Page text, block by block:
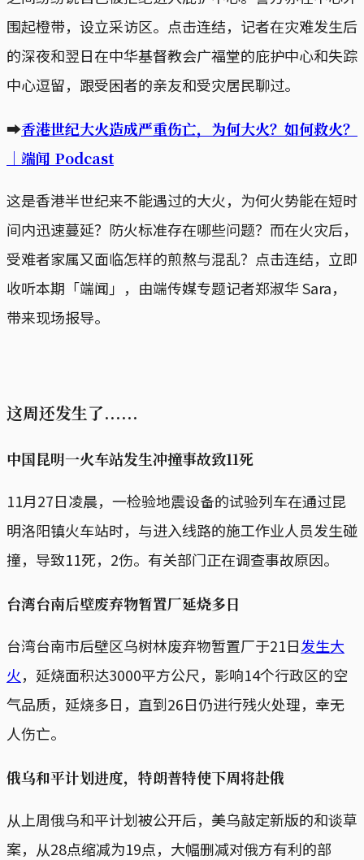
围起橙带，设立采访区。点击连结，记者在灾难发生后
的深夜和翌日在中华基督教会广福堂的庇护中心和失踪
中心逗留，跟受困者的亲友和受灾居民聊过。
➡香港世纪大火造成严重伤亡，为何大火？如何救火？
｜端闻 Podcast
这是香港半世纪来不能遇过的大火，为何火势能在短时
间内迅速蔓延？防火标准存在哪些问题？而在火灾后，
受难者家属又面临怎样的煎熬与混乱？点击连结，立即
收听本期「端闻」，由端传媒专题记者郑淑华 Sara，
带来现场报导。
这周还发生了......
中国昆明一火车站发生冲撞事故致11死
11月27日凌晨，一检验地震设备的试验列车在通过昆
明洛阳镇火车站时，与进入线路的施工作业人员发生碰
撞，导致11死，2伤。有关部门正在调查事故原因。
台湾台南后壁废弃物暂置厂延烧多日
台湾台南市后壁区乌树林废弃物暂置厂于21日发生大
火，延烧面积达3000平方公尺，影响14个行政区的空
气品质，延烧多日，直到26日仍进行残火处理，幸无
人伤亡。
俄乌和平计划进度，特朗普特使下周将赴俄
从上周俄乌和平计划被公开后，美乌敲定新版的和谈草
案，从28点缩减为19点，大幅删减对俄方有利的部